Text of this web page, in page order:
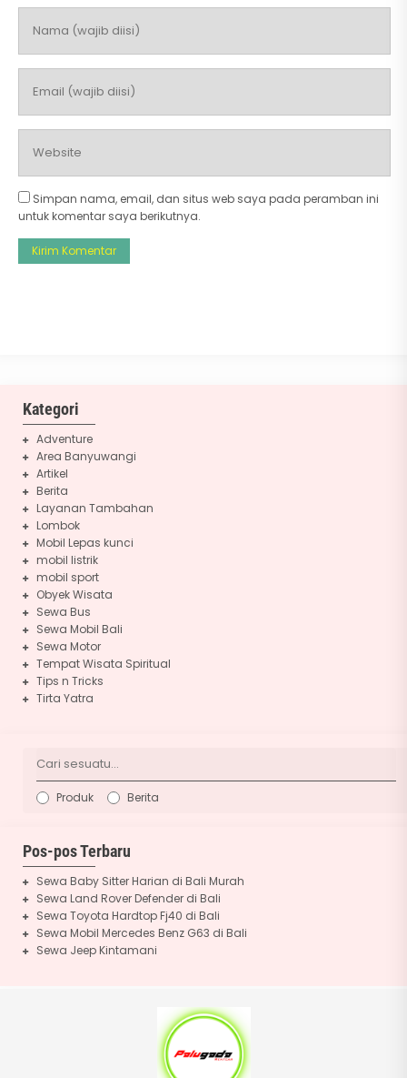
Simpan nama, email, dan situs web saya pada peramban ini
untuk komentar saya berikutnya.
Kategori
Adventure
Area Banyuwangi
Artikel
Berita
Layanan Tambahan
Lombok
Mobil Lepas kunci
mobil listrik
mobil sport
Obyek Wisata
Sewa Bus
Sewa Mobil Bali
Sewa Motor
Tempat Wisata Spiritual
Tips n Tricks
Tirta Yatra
Produk Berita
Pos-pos Terbaru
Sewa Baby Sitter Harian di Bali Murah
Sewa Land Rover Defender di Bali
Sewa Toyota Hardtop Fj40 di Bali
Sewa Mobil Mercedes Benz G63 di Bali
Sewa Jeep Kintamani